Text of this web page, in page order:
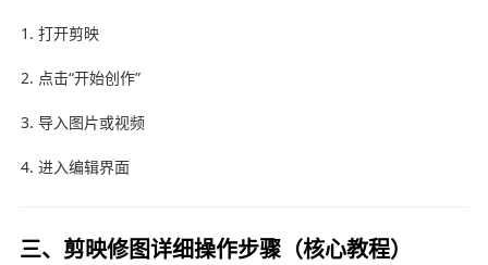
打开剪映
点击“开始创作”
导入图片或视频
进入编辑界面
三、剪映修图详细操作步骤（核心教程）